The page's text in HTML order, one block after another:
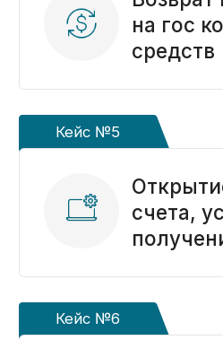
Предоставляем
комплекс услуг
казначейского
сопровождения